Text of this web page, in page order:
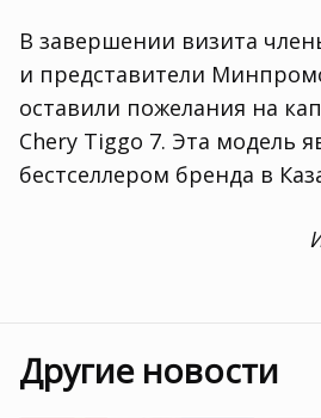
В завершении визита
и представители
оставили пожелания на
Chery Tiggo 7. Эта модель
бестселлером бренда в
Другие новости